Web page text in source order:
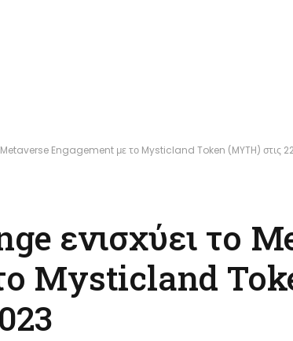
Engagement με το Mysticland Token (MYTH) στις
ενισχύει το
Mysticland